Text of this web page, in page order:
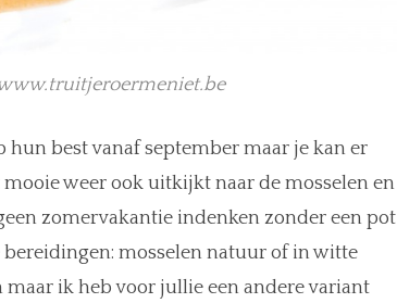
best vanaf september maar je kan er
weer ook uitkijkt naar de mosselen en
zomervakantie indenken zonder een pot
bereidingen: mosselen natuur of in witte
ik heb voor jullie een andere variant